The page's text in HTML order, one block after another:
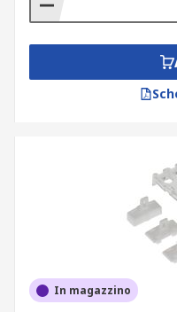
In magazzino